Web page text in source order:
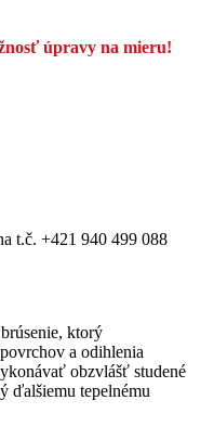
úpravy na mieru!
t.č. +421 940 499 088
ktorý
a odihlenia
obzvlášť studené
ďalšiemu tepelnému